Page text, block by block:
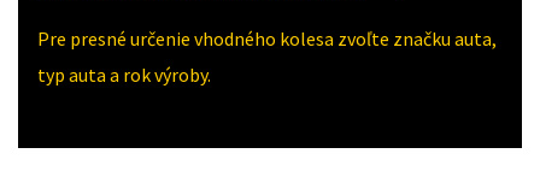
Pre presné určenie vhodného kolesa zvoľte značku auta,
typ auta a rok výroby.